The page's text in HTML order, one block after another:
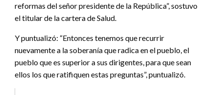
reformas del señor presidente de la República”, sostuvo
el titular de la cartera de Salud.
Y puntualizó: “Entonces tenemos que recurrir
nuevamente a la soberanía que radica en el pueblo, el
pueblo que es superior a sus dirigentes, para que sean
ellos los que ratifiquen estas preguntas”, puntualizó.